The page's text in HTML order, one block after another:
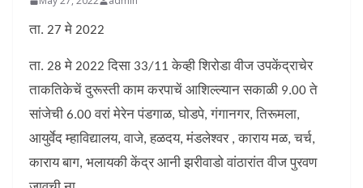
ता. 27 मे 2022
ता. 28 मे 2022 दिसा 33/11 केव्ही शिरोडा वीज उपकेंद्राचेर
ताकतिकेचें दुरूस्ती काम करपाचें आशिल्ल्यान सकाळी 9.00 ते
सांजेची 6.00 वरां मेरेन पंडगाळ, घोडपे, गंगानगर, तिरूमला,
आयुर्वेद म्हाविद्यालय, वाजे, हळदय, मंडलेश्वर , काराय मळ, चर्च,
काराय बाग, भलायकी केंद्र आनी झरीवाडो वांठारांत वीज पुरवण